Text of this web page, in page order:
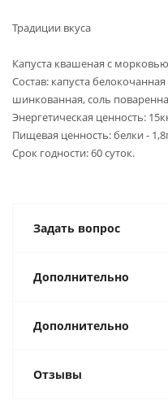
Традиции вкуса
Капуста квашеная с
Состав: капуста
шинкованная, соль
Энергетическая ценность:
Пищевая ценность: белки -
Срок годности: 60 суток.
Задать вопрос
Дополнительно
Дополнительно
Отзывы